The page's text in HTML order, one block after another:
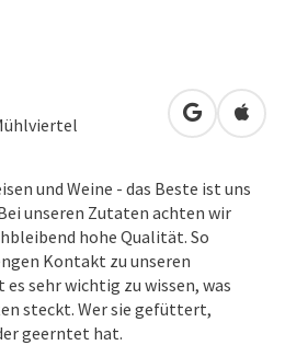
in Google
in
und Weine - das Beste ist uns
unseren Zutaten achten wir
hohe Qualität. So
Kontakt zu unseren
sehr wichtig zu wissen, was
steckt. Wer sie gefüttert,
geerntet hat.